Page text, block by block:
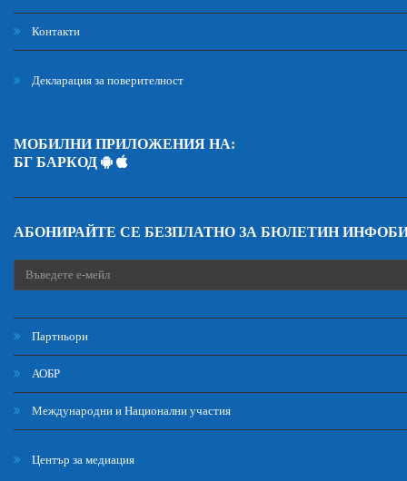
Контакти
Декларация за поверителност
МОБИЛНИ ПРИЛОЖЕНИЯ НА:
БГ БАРКОД
АБОНИРАЙТЕ СЕ БЕЗПЛАТНО ЗА БЮЛЕТИН
Партньори
АОБР
Международни и Национални участия
Център за медиация